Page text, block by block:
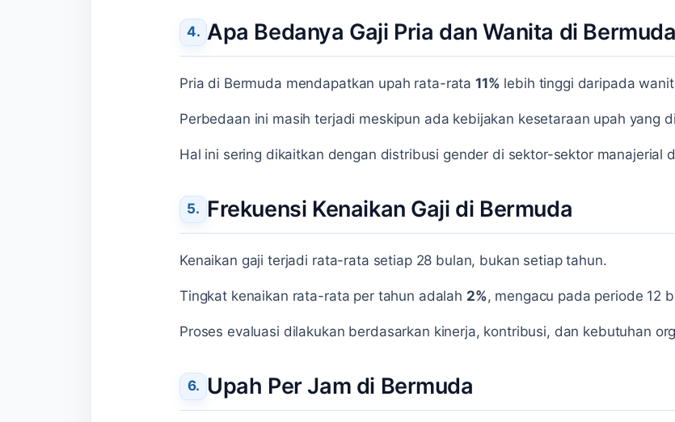
Apa Bedanya Gaji Pria dan Wanita di
Pria di Bermuda mendapatkan upah rata-rata 11% lebih tinggi daripada
Perbedaan ini masih terjadi meskipun ada kebijakan kesetaraan upah yang
Hal ini sering dikaitkan dengan distribusi gender di sektor-sektor manajerial
Frekuensi Kenaikan Gaji di Bermuda
Kenaikan gaji terjadi rata-rata setiap 28 bulan, bukan setiap tahun.
Tingkat kenaikan rata-rata per tahun adalah 2%, mengacu pada periode 12
Proses evaluasi dilakukan berdasarkan kinerja, kontribusi, dan kebutuhan
Upah Per Jam di Bermuda